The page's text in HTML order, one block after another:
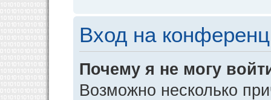
Вход на
Почему я не могу
Возможно несколько